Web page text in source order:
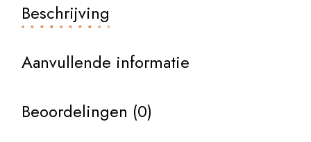
Beschrijving
Aanvullende informatie
Beoordelingen (0)